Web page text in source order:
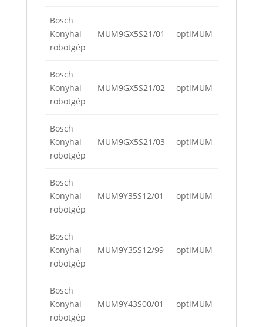
Bosch
Konyhai
robotgép
MUM9GX5S21/01 optiMUM
Bosch
Konyhai
robotgép
MUM9GX5S21/02 optiMUM
Bosch
Konyhai
robotgép
MUM9GX5S21/03 optiMUM
Bosch
Konyhai
robotgép
MUM9Y35S12/01 optiMUM
Bosch
Konyhai
robotgép
MUM9Y35S12/99 optiMUM
Bosch
Konyhai
robotgép
MUM9Y43S00/01 optiMUM